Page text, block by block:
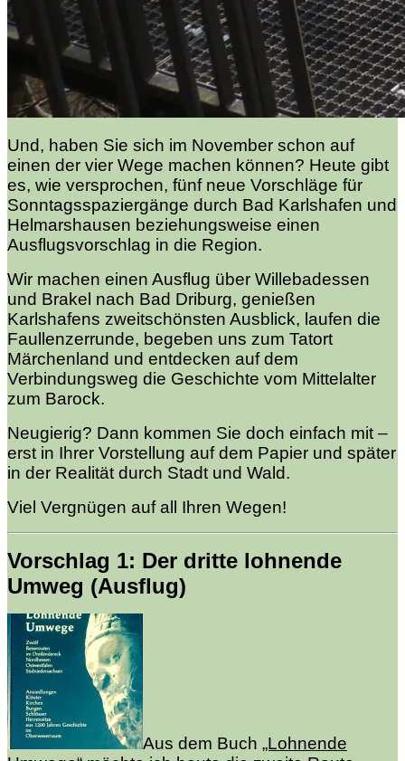
Und, haben Sie sich im November schon auf
einen der vier Wege machen können? Heute gibt
es, wie versprochen, fünf neue Vorschläge für
Sonntagsspaziergänge durch Bad Karlshafen und
Helmarshausen beziehungsweise einen
Ausflugsvorschlag in die Region.
Wir machen einen Ausflug über Willebadessen
und Brakel nach Bad Driburg, genießen
Karlshafens zweitschönsten Ausblick, laufen die
Faullenzerrunde, begeben uns zum Tatort
Märchenland und entdecken auf dem
Verbindungsweg die Geschichte vom Mittelalter
zum Barock.
Neugierig? Dann kommen Sie doch einfach mit –
erst in Ihrer Vorstellung auf dem Papier und später
in der Realität durch Stadt und Wald.
Viel Vergnügen auf all Ihren Wegen!
Vorschlag 1: Der dritte lohnende
Umweg (Ausflug)
Aus dem Buch „Lohnende